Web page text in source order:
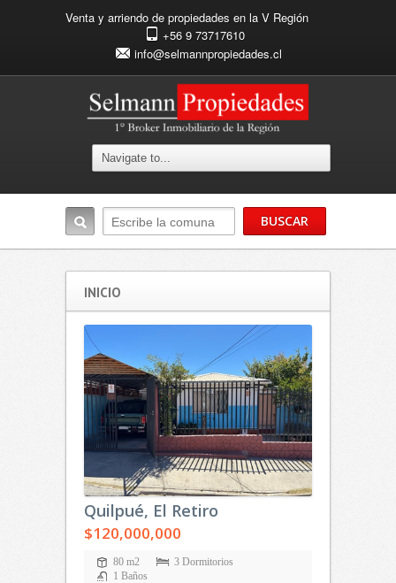
Venta y arriendo de propiedades en la V Región
+56 9 73717610
info@selmannpropiedades.cl
INICIO
Quilpué, El Retiro
$120,000,000
80 m2
3 Dormitorios
1 Baños